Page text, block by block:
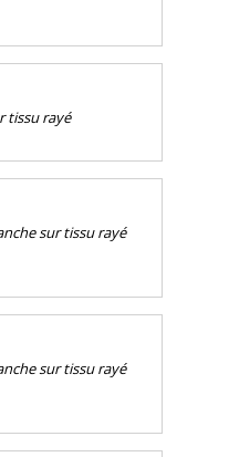
tissu rayé
sur tissu rayé
sur tissu rayé